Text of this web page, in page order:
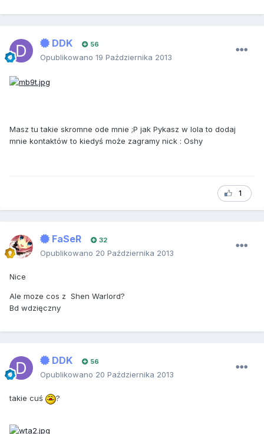
DDK 56
Opublikowano 19 Października 2013
Masz tu takie skromne ode mnie ;P jak Pykasz w lola to dodaj
mnie kontaktów to kiedyś może zagramy nick : Oshy
1
FaSeR 32
Opublikowano 20 Października 2013
Nice
Ale moze cos z Shen Warlord?
Bd wdzięczny
DDK 56
Opublikowano 20 Października 2013
takie cuś ?